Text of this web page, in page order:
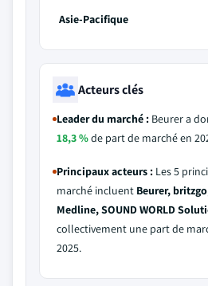
Asie-Pacifique
Acteurs clés
Leader du marché : Beurer a
18,3 %de part de marché en
Principaux acteurs : Les 5
marché incluent Beurer,
Medline, SOUND WORLD
collectivement une part de
2025.